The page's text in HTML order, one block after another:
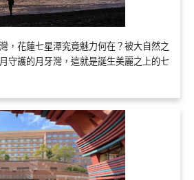
，花蓮七星潭究竟魅力何在？被大自然之
守護的月牙灣，這就是誕生美麗之上的七